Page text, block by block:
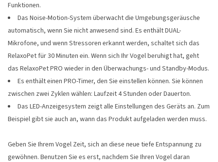
Funktionen.
Das Noise-Motion-System überwacht die Umgebungsgeräusche
automatisch, wenn Sie nicht anwesend sind. Es enthält DUAL-
Mikrofone, und wenn Stressoren erkannt werden, schaltet sich das
RelaxoPet für 30 Minuten ein. Wenn sich Ihr Vogel beruhigt hat, geht
das RelaxoPet PRO wieder in den Überwachungs- und Standby-Modus.
Es enthält einen PRO-Timer, den Sie einstellen können. Sie können
zwischen zwei Zyklen wählen: Laufzeit 4 Stunden oder Dauerton.
Das LED-Anzeigesystem zeigt alle Einstellungen des Geräts an. Zum
Beispiel gibt sie auch an, wann das Produkt aufgeladen werden muss.
Geben Sie Ihrem Vogel Zeit, sich an diese neue tiefe Entspannung zu
gewöhnen. Benutzen Sie es erst, nachdem Sie Ihren Vogel daran